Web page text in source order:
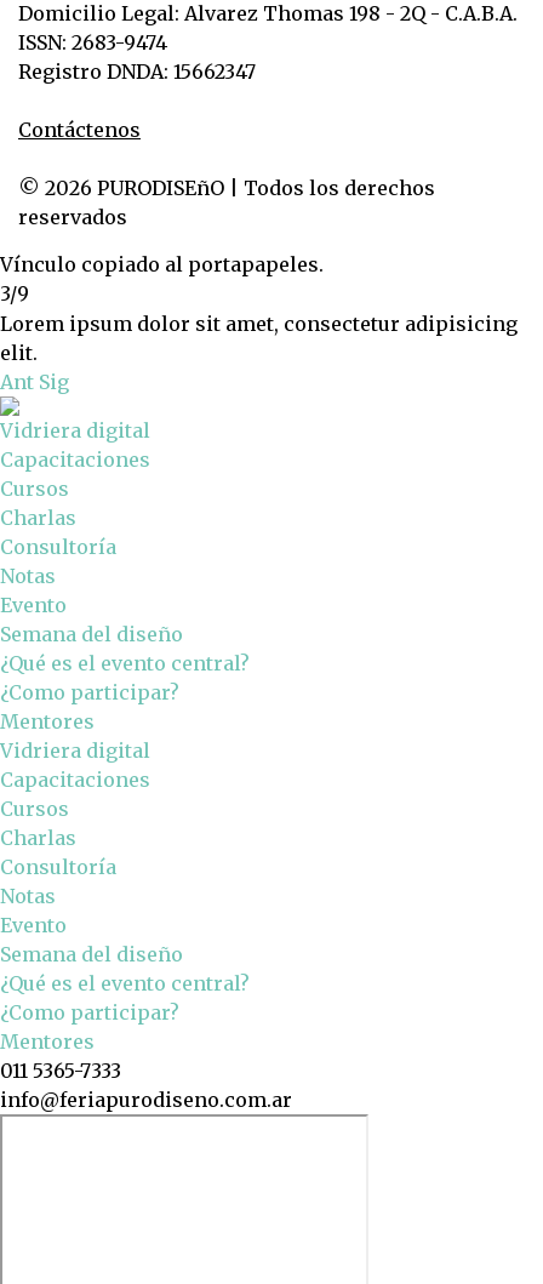
Domicilio Legal: Alvarez Thomas 198 - 2Q - C.A.B.A.
ISSN: 2683-9474
Registro DNDA: 15662347
Contáctenos
© 2026 PURODISEñO | Todos los derechos
reservados
Vínculo copiado al portapapeles.
3/9
Lorem ipsum dolor sit amet, consectetur adipisicing
elit.
Ant Sig
Vidriera digital
Capacitaciones
Cursos
Charlas
Consultoría
Notas
Evento
Semana del diseño
¿Qué es el evento central?
¿Como participar?
Mentores
Vidriera digital
Capacitaciones
Cursos
Charlas
Consultoría
Notas
Evento
Semana del diseño
¿Qué es el evento central?
¿Como participar?
Mentores
011 5365-7333
info@feriapurodiseno.com.ar